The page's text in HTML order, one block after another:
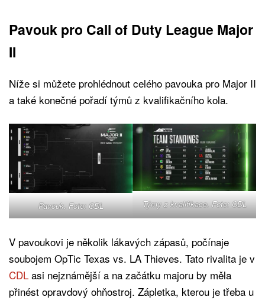
Pavouk pro Call of Duty League Major
II
Níže si můžete prohlédnout celého pavouka pro Major II
a také konečné pořadí týmů z kvalifikačního kola.
Pavouk. Foto: CDL Týmy z kvalifikace. Foto: CDL
V pavoukovi je několik lákavých zápasů, počínaje
soubojem OpTic Texas vs. LA Thieves. Tato rivalita je v
CDL asi nejznámější a na začátku majoru by měla
přinést opravdový ohňostroj. Zápletka, kterou je třeba u